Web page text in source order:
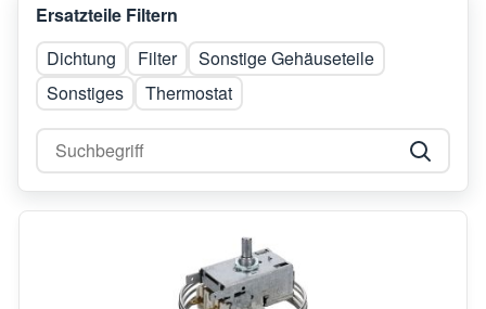
Ersatzteile Filtern
Dichtung
Filter
Sonstige Gehäuseteile
Sonstiges
Thermostat